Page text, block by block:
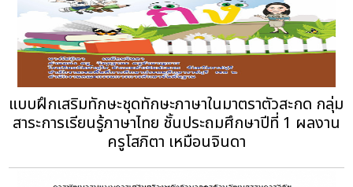
แบบฝึกเสริมทักษะชุดทักษะภาษาในมาตราตัวสะกด กลุ่ม
สาระการเรียนรู้ภาษาไทย ชั้นประถมศึกษาปีที่ 1 ผลงาน
ครูโสภิตา เหมือนจินดา